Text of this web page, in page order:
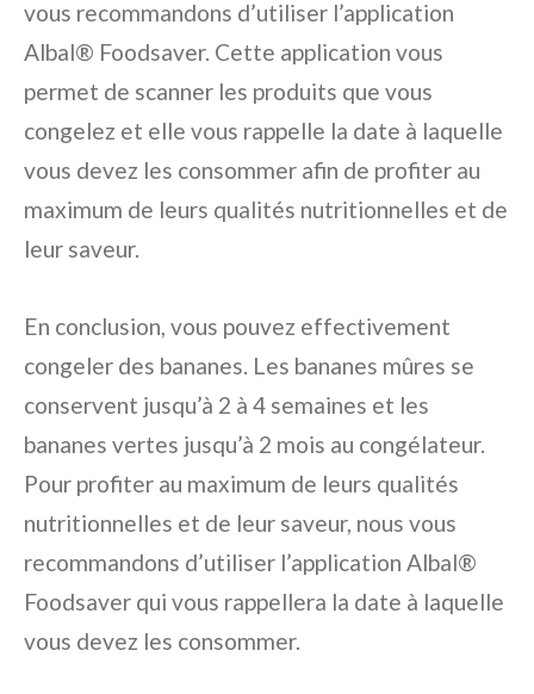
vous recommandons d’utiliser l’application
Albal® Foodsaver. Cette application vous
permet de scanner les produits que vous
congelez et elle vous rappelle la date à laquelle
vous devez les consommer afin de profiter au
maximum de leurs qualités nutritionnelles et de
leur saveur.
En conclusion, vous pouvez effectivement
congeler des bananes. Les bananes mûres se
conservent jusqu’à 2 à 4 semaines et les
bananes vertes jusqu’à 2 mois au congélateur.
Pour profiter au maximum de leurs qualités
nutritionnelles et de leur saveur, nous vous
recommandons d’utiliser l’application Albal®
Foodsaver qui vous rappellera la date à laquelle
vous devez les consommer.